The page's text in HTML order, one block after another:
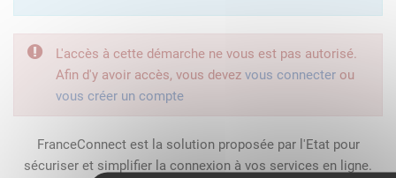
L'accès à cette démarche ne vous est pas autorisé.
Afin d'y avoir accès, vous devez vous connecter ou
vous créer un compte
FranceConnect est la solution proposée par l'Etat pour
sécuriser et simplifier la connexion à vos services en ligne.